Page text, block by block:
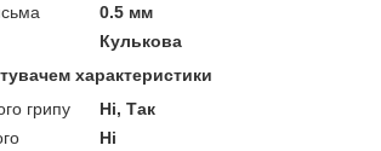
0.5 мм
Кулькова
характеристики
грипу
Ні, Так
Ні